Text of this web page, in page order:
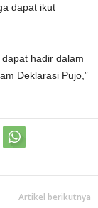
dapat ikut
hadir dalam
Deklarasi Pujo,”
Artikel berikutnya